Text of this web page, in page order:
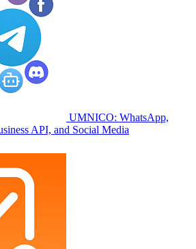
UMNICO: WhatsApp,
API, and Social Media